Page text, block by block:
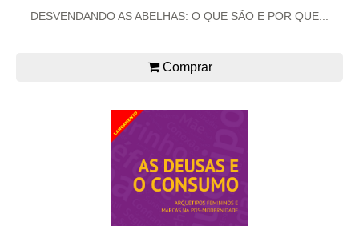
DESVENDANDO AS ABELHAS: O QUE SÃO E POR QUE...
Comprar